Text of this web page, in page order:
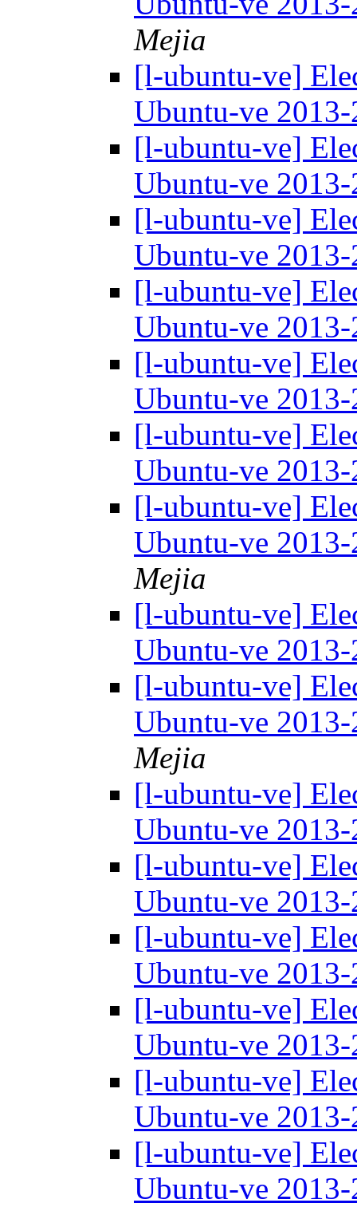
Mejia
[l-ubuntu-ve]
Ubuntu-ve
[l-ubuntu-ve]
Ubuntu-ve
[l-ubuntu-ve]
Ubuntu-ve
[l-ubuntu-ve]
Ubuntu-ve
[l-ubuntu-ve]
Ubuntu-ve
[l-ubuntu-ve]
Ubuntu-ve
[l-ubuntu-ve]
Ubuntu-ve
Mejia
[l-ubuntu-ve]
Ubuntu-ve
[l-ubuntu-ve]
Ubuntu-ve
Mejia
[l-ubuntu-ve]
Ubuntu-ve
[l-ubuntu-ve]
Ubuntu-ve
[l-ubuntu-ve]
Ubuntu-ve
[l-ubuntu-ve]
Ubuntu-ve
[l-ubuntu-ve]
Ubuntu-ve
[l-ubuntu-ve]
Ubuntu-ve